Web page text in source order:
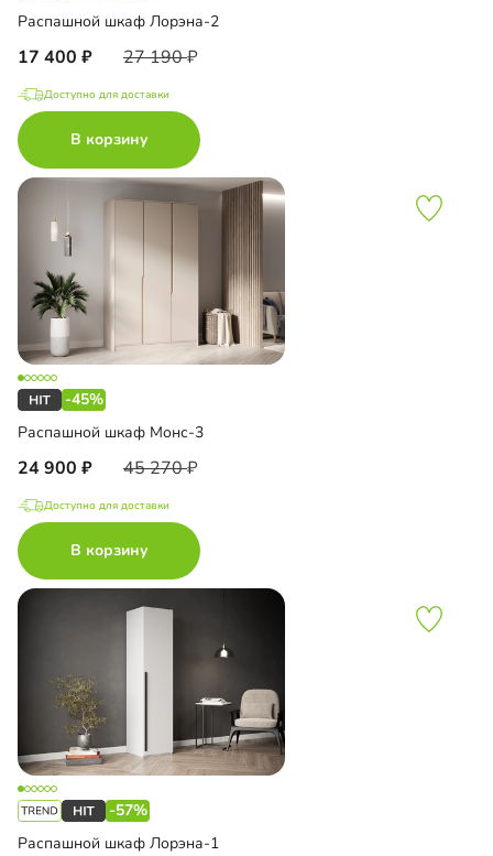
Распашной шкаф Лорэна-2
17 400 27 190
Доступно для доставки
В корзину
-45%
Распашной шкаф Монс-3
24 900 45 270
Доступно для доставки
В корзину
-57%
Распашной шкаф Лорэна-1